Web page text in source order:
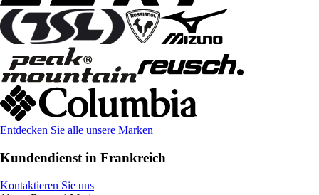
Entdecken Sie alle unsere Marken
Kundendienst in Frankreich
Kontaktieren Sie uns